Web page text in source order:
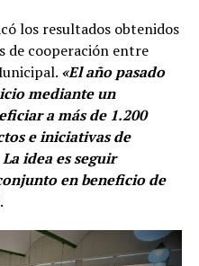
los resultados obtenidos
de cooperación entre
«El año pasado
mediante un
a más de 1.200
e iniciativas de
idea es seguir
en beneficio de